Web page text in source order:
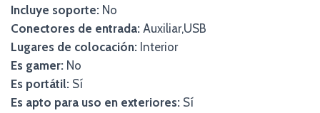
Incluye soporte: No
Conectores de entrada: Auxiliar,USB
Lugares de colocación: Interior
Es gamer: No
Es portátil: Sí
Es apto para uso en exteriores: Sí